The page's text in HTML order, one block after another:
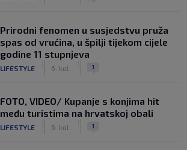
Prirodni fenomen u susjedstvu pruža
spas od vrućina, u špilji tijekom cijele
godine 11 stupnjeva
LIFESTYLE 6. kol. 1
FOTO, VIDEO/ Kupanje s konjima hit
među turistima na hrvatskoj obali
LIFESTYLE 6. kol. 1